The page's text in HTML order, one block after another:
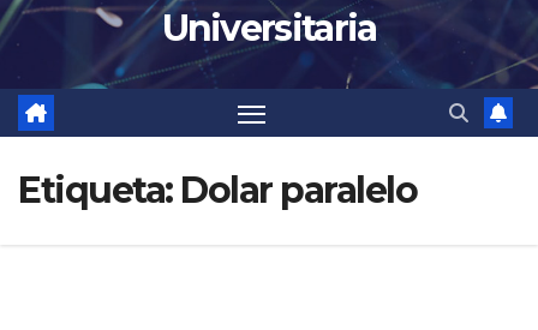
Universitaria
Etiqueta: Dolar paralelo